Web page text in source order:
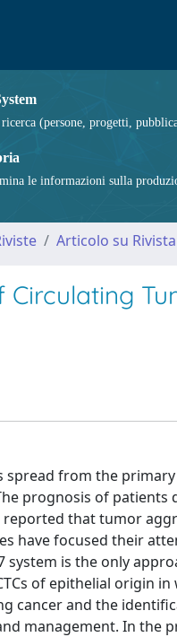
(persone, progetti,
le informazioni sulla
Articolo su Rivista
spread from the
prognosis of
that tumor
have focused their
system is the only
of epithelial origin
cancer and the
management. In the